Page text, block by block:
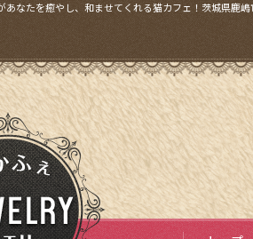
あなたを癒やし、和ませてくれる猫カフェ！茨城県鹿